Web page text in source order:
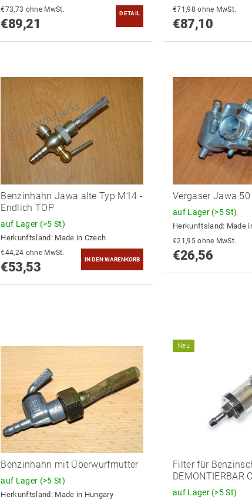
€73,73 ohne MwSt.
€89,21
DETAIL €71,98 ohne MwSt.
€87,10
Benzinhahn Jawa alte Typ M14 -
Endlich TOP
auf Lager (>5 St)
Herkunftsland: Made in Czech
€44,24 ohne MwSt.
€53,53
Vergaser Jawa 50
auf Lager (>5 St)
Herkunftsland: Made
€21,95 ohne MwSt.
€26,56
Benzinhahn mit Überwurfmutter
auf Lager (>5 St)
Herkunftsland: Made in Hungary
Neu
Filter für
DEMONTIERBAR
auf Lager (>5 St)